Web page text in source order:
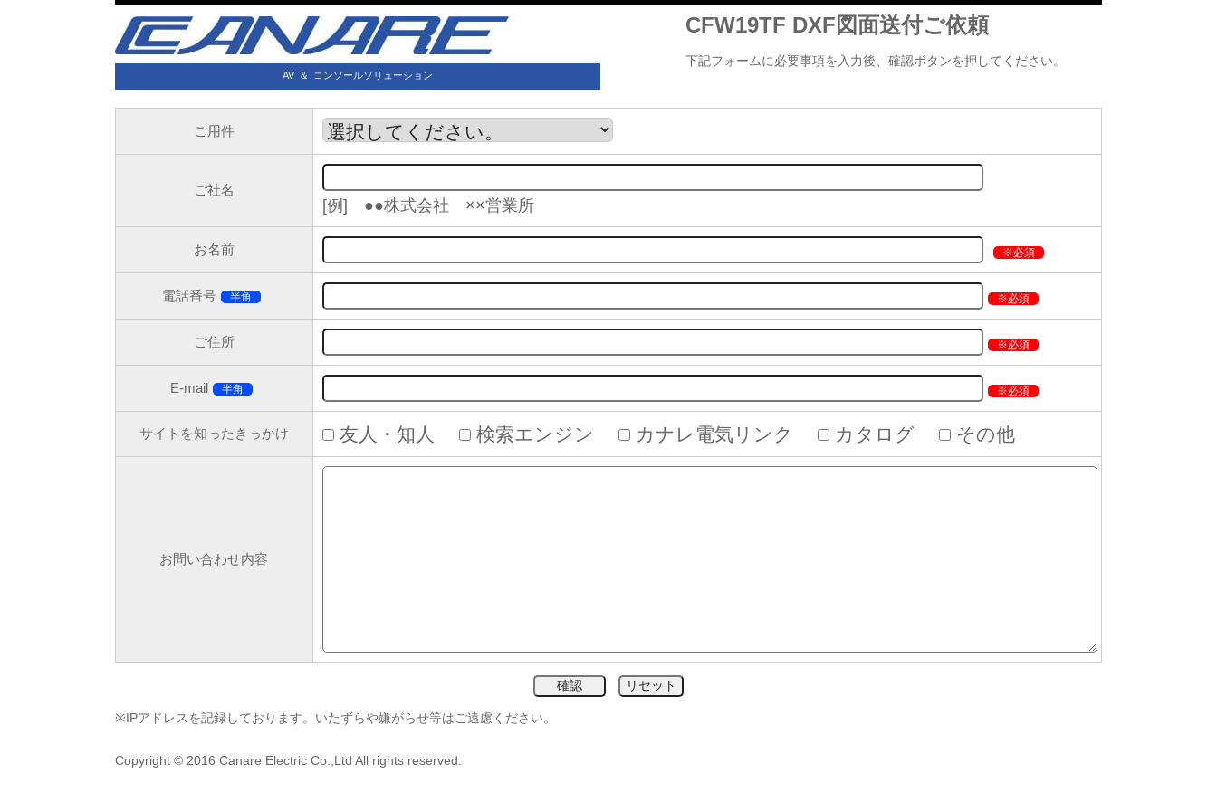
AV ＆ コンソールソリューション
CFW19TF DXF図面送付ご依頼
下記フォームに必要事項を入力後、確認ボタンを押してください。
ご用件
ご社名
[例] ●●株式会社 ××営業所
お名前 ※必須
電話番号 半角 ※必須
ご住所 ※必須
E-mail 半角 ※必須
サイトを知ったきっかけ 友人・知人 検索エンジン カナレ電気リンク カタログ その他
お問い合わせ内容
※IPアドレスを記録しております。いたずらや嫌がらせ等はご遠慮ください。
Copyright © 2016 Canare Electric Co.,Ltd All rights reserved.